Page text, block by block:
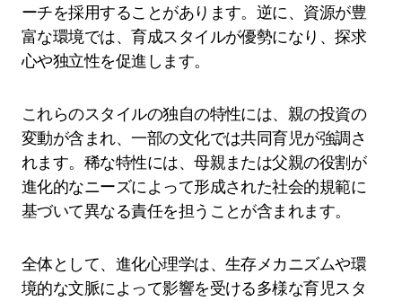
ーチを採用することがあります。逆に、資源が豊
富な環境では、育成スタイルが優勢になり、探求
心や独立性を促進します。
これらのスタイルの独自の特性には、親の投資の
変動が含まれ、一部の文化では共同育児が強調さ
れます。稀な特性には、母親または父親の役割が
進化的なニーズによって形成された社会的規範に
基づいて異なる責任を担うことが含まれます。
全体として、進化心理学は、生存メカニズムや環
境的な文脈によって影響を受ける多様な育児スタ